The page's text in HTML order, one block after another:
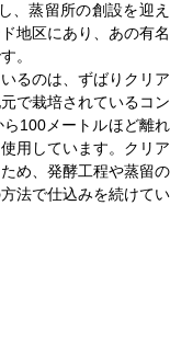
、蒸留所の創設を迎え
地区にあり、あの有名
。
るのは、ずばりクリア
で栽培されているコン
100メートルほど離れ
用しています。クリア
め、発酵工程や蒸留の
法で仕込みを続けてい